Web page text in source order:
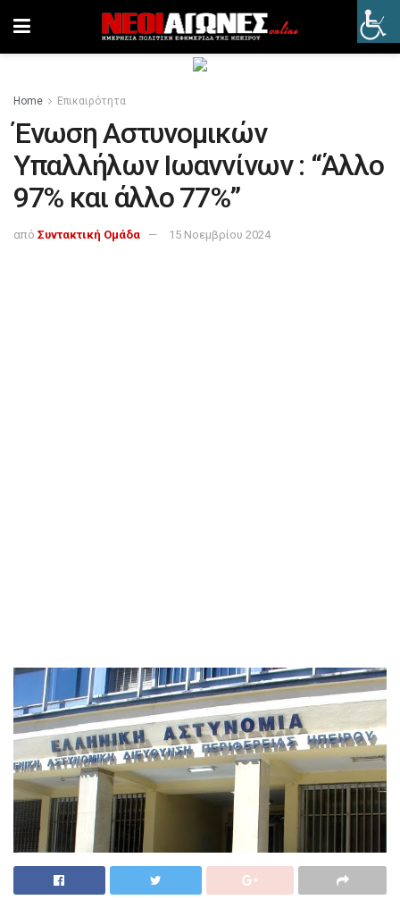
Home Επικαιρότητα
Ένωση Αστυνομικών
Υπαλλήλων Ιωαννίνων : “Άλλο
97% και άλλο 77%”
από Συντακτική Ομάδα 15 Νοεμβρίου 2024